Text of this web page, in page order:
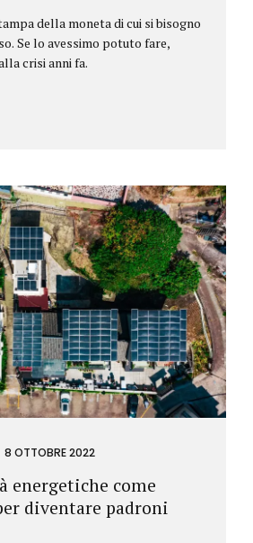
della moneta di cui si bisogno
Se lo avessimo potuto fare,
crisi anni fa.
8 OTTOBRE 2022
energetiche come
diventare padroni